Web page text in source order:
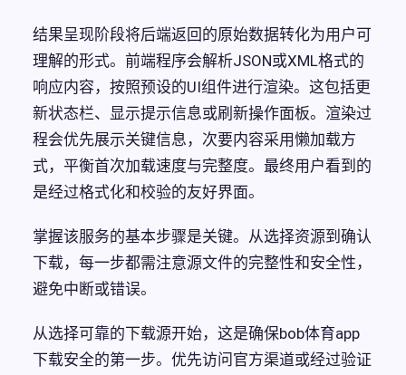
结果呈现阶段将后端返回的原始数据转化为用户可
理解的形式。前端程序会解析JSON或XML格式的
响应内容，按照预设的UI组件进行渲染。这包括更
新状态栏、显示提示信息或刷新操作面板。渲染过
程会优先展示关键信息，次要内容采用懒加载方
式，平衡首次加载速度与完整度。最终用户看到的
是经过格式化和校验的友好界面。
掌握该服务的基本步骤是关键。从选择资源到确认
下载，每一步都需注意源文件的完整性和安全性，
避免中断或错误。
从选择可靠的下载源开始，这是确保bob体育app
下载安全的第一步。优先访问官方渠道或经过验证